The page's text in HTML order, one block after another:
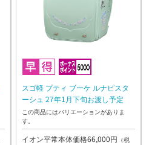
スゴ軽 プティ ブーケ ルナピスタ
ーシュ 27年1月下旬お渡し予定
この商品にはバリエーションがありま
す。
イオン平常本体価格66,000円 （税